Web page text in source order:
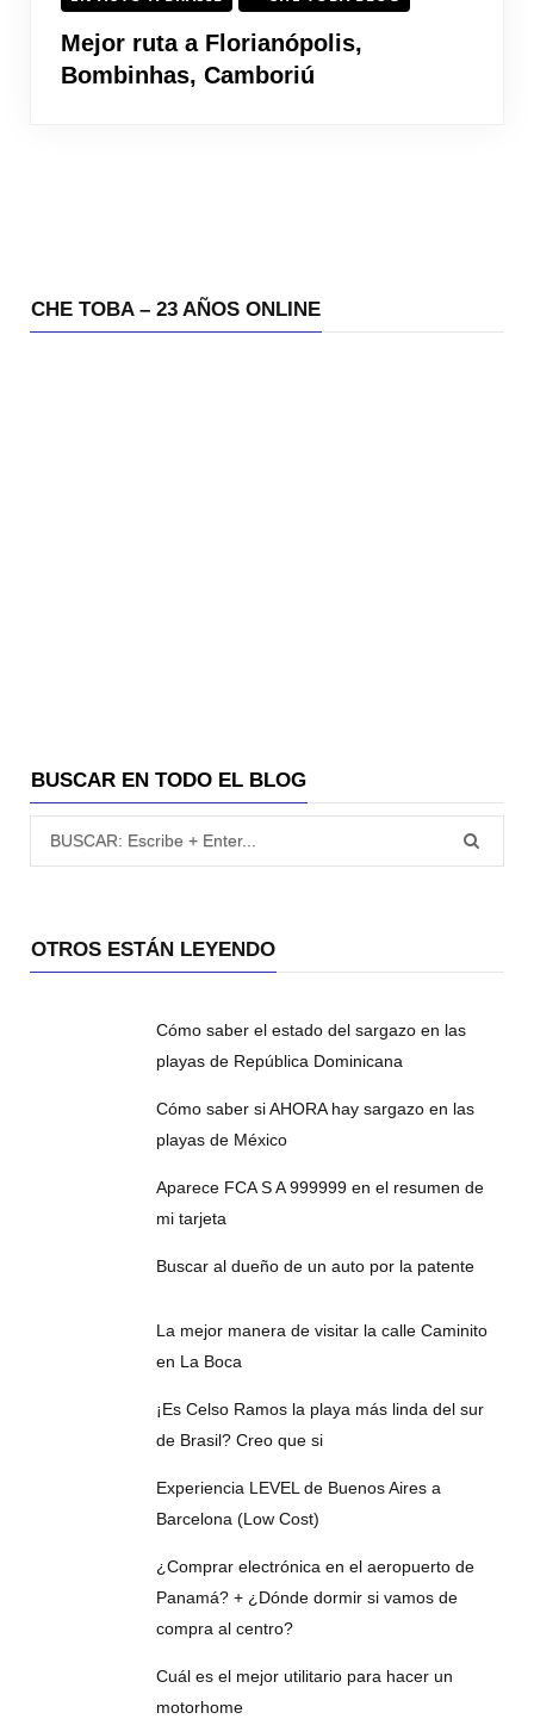
Mejor ruta a Florianópolis,
Bombinhas, Camboriú
CHE TOBA – 23 AÑOS ONLINE
BUSCAR EN TODO EL BLOG
OTROS ESTÁN LEYENDO
Cómo saber el estado del sargazo en las
playas de República Dominicana
Cómo saber si AHORA hay sargazo en las
playas de México
Aparece FCA S A 999999 en el resumen de
mi tarjeta
Buscar al dueño de un auto por la patente
La mejor manera de visitar la calle Caminito
en La Boca
¡Es Celso Ramos la playa más linda del sur
de Brasil? Creo que si
Experiencia LEVEL de Buenos Aires a
Barcelona (Low Cost)
¿Comprar electrónica en el aeropuerto de
Panamá? + ¿Dónde dormir si vamos de
compra al centro?
Cuál es el mejor utilitario para hacer un
motorhome